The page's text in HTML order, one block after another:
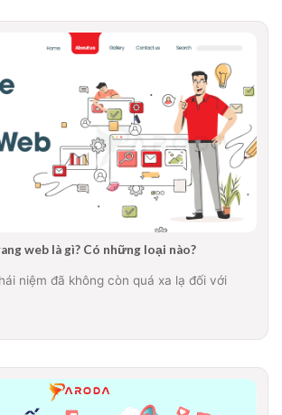
web là gì? Có những loại nào?
niệm đã không còn quá xa lạ đối với